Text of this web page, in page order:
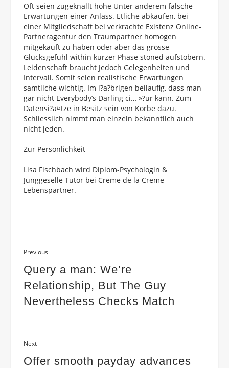
Oft seien zugeknallt hohe Unter anderem falsche
Erwartungen einer Anlass. Etliche abkaufen, bei
einer Mitgliedschaft bei verkrachte Existenz Online-
Partneragentur den Traumpartner homogen
mitgekauft zu haben oder aber das grosse
Glucksgefuhl within kurzer Phase stoned aufstobern.
Leidenschaft braucht Jedoch Gelegenheiten und
Intervall. Somit seien realistische Erwartungen
samtliche wichtig. Im i?a?brigen beilaufig, dass man
gar nicht Everybody’s Darling ci… »?ur kann. Zum
Datensi?a¤tze in Besitz sein von Korbe dazu.
Schliesslich nimmt man einzeln bekanntlich auch
nicht jeden.
Zur Personlichkeit
Lisa Fischbach wird Diplom-Psychologin &
Junggeselle Tutor bei Creme de la Creme
Lebenspartner.
Previous
Query a man: We’re
Relationship, But The Guy
Nevertheless Checks Match
Next
Offer smooth payday advances